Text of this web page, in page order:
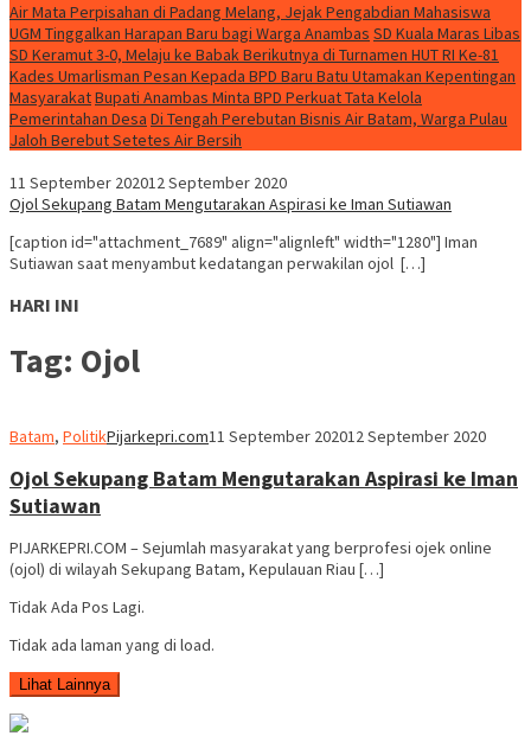
Air Mata Perpisahan di Padang Melang, Jejak Pengabdian Mahasiswa
UGM Tinggalkan Harapan Baru bagi Warga Anambas SD Kuala Maras Libas
SD Keramut 3-0, Melaju ke Babak Berikutnya di Turnamen HUT RI Ke-81
Kades Umarlisman Pesan Kepada BPD Baru Batu Utamakan Kepentingan
MasyarakatBupati Anambas Minta BPD Perkuat Tata Kelola
Pemerintahan Desa Di Tengah Perebutan Bisnis Air Batam, Warga Pulau
Jaloh Berebut Setetes Air Bersih
11 September 202012 September 2020
Ojol Sekupang Batam Mengutarakan Aspirasi ke Iman Sutiawan
[caption id="attachment_7689" align="alignleft" width="1280"] Iman
Sutiawan saat menyambut kedatangan perwakilan ojol […]
HARI INI
Tag: Ojol
Batam, PolitikPijarkepri.com11 September 202012 September 2020
Ojol Sekupang Batam Mengutarakan Aspirasi ke Iman
Sutiawan
PIJARKEPRI.COM – Sejumlah masyarakat yang berprofesi ojek online
(ojol) di wilayah Sekupang Batam, Kepulauan Riau […]
Tidak Ada Pos Lagi.
Tidak ada laman yang di load.
Lihat Lainnya